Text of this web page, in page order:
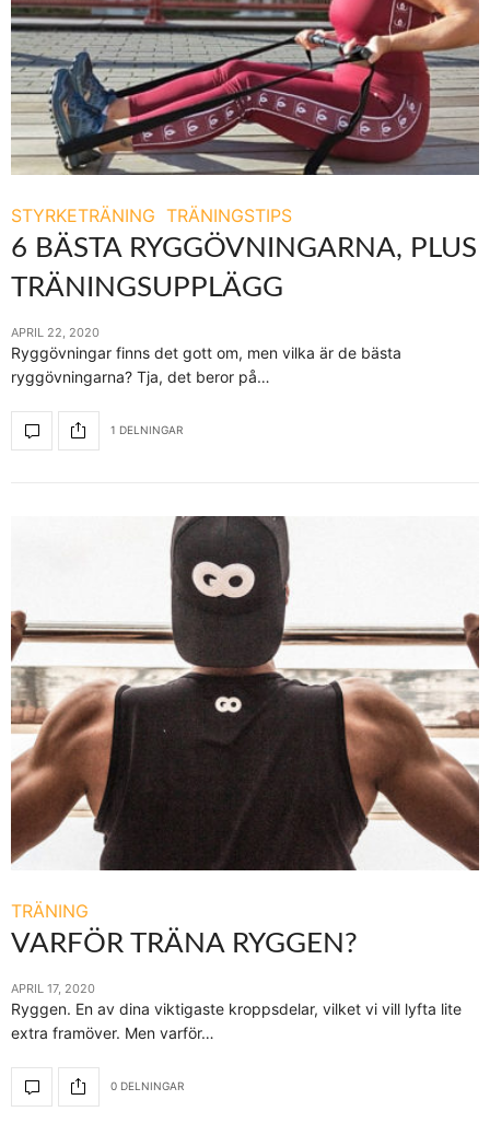
STYRKETRÄNING TRÄNINGSTIPS
6 BÄSTA RYGGÖVNINGARNA, PLUS
TRÄNINGSUPPLÄGG
APRIL 22, 2020
Ryggövningar finns det gott om, men vilka är de bästa
ryggövningarna? Tja, det beror på…
1 DELNINGAR
TRÄNING
VARFÖR TRÄNA RYGGEN?
APRIL 17, 2020
Ryggen. En av dina viktigaste kroppsdelar, vilket vi vill lyfta lite
extra framöver. Men varför…
0 DELNINGAR